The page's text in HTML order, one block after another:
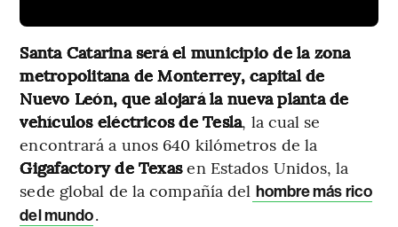
Santa Catarina será el municipio de la zona
metropolitana de Monterrey, capital de
Nuevo León, que alojará la nueva planta de
vehículos eléctricos de Tesla, la cual se
encontrará a unos 640 kilómetros de la
Gigafactory de Texasen Estados Unidos, la
sede global de la compañía del hombre más rico
del mundo.